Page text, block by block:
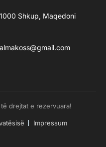
Shkup, Maqedoni
almakoss@gmail.com
drejtat e rezervuara!
Impressum